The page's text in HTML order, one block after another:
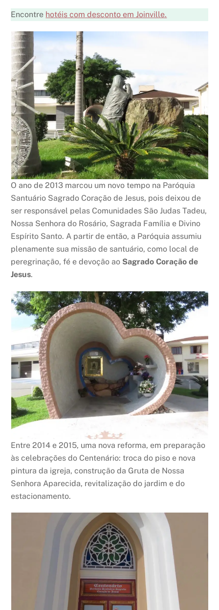
Encontre hotéis com desconto em Joinville.
O ano de 2013 marcou um novo tempo na Paróquia
Santuário Sagrado Coração de Jesus, pois deixou de
ser responsável pelas Comunidades São Judas Tadeu,
Nossa Senhora do Rosário, Sagrada Família e Divino
Espírito Santo. A partir de então, a Paróquia assumiu
plenamente sua missão de santuário, como local de
peregrinação, fé e devoção ao Sagrado Coração de
Jesus.
Entre 2014 e 2015, uma nova reforma, em preparação
às celebrações do Centenário: troca do piso e nova
pintura da igreja, construção da Gruta de Nossa
Senhora Aparecida, revitalização do jardim e do
estacionamento.